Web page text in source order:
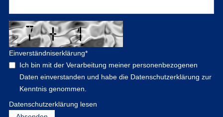
Einverständniserklärung*
Ich bin mit der Verarbeitung meiner personenbezogenen
Daten einverstanden und habe die Datenschutzerklärung zur
Kenntnis genommen.
Datenschutzerklärung lesen